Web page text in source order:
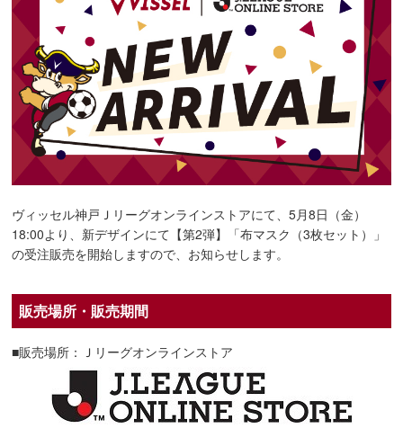
ヴィッセル神戸Ｊリーグオンラインストアにて、5月8日（金）
18:00より、新デザインにて【第2弾】「布マスク（3枚セット）」
の受注販売を開始しますので、お知らせします。
販売場所・販売期間
■販売場所：Ｊリーグオンラインストア